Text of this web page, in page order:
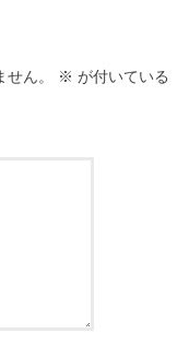
ん。 ※ が付いている